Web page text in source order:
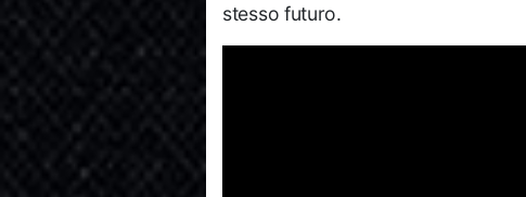
stesso futuro.